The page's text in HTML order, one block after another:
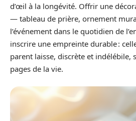
d’œil à la longévité. Offrir une
— tableau de prière, ornement
l’événement dans le quotidien de
inscrire une empreinte durable :
parent laisse, discrète et indélébile,
pages de la vie.